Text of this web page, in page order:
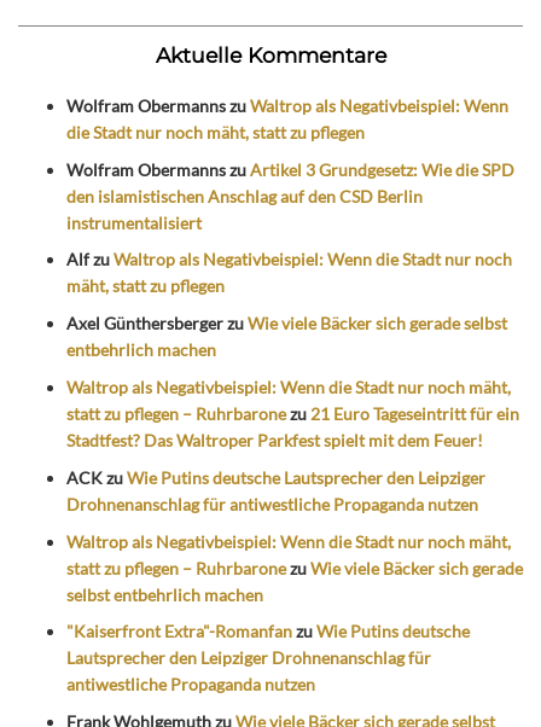
Aktuelle Kommentare
Wolfram ObermannszuWaltrop als Negativbeispiel: Wenn
die Stadt nur noch mäht, statt zu pflegen
Wolfram ObermannszuArtikel 3 Grundgesetz: Wie die SPD
den islamistischen Anschlag auf den CSD Berlin
instrumentalisiert
AlfzuWaltrop als Negativbeispiel: Wenn die Stadt nur noch
mäht, statt zu pflegen
Axel GünthersbergerzuWie viele Bäcker sich gerade selbst
entbehrlich machen
Waltrop als Negativbeispiel: Wenn die Stadt nur noch mäht,
statt zu pflegen – Ruhrbaronezu 21 Euro Tageseintritt für ein
Stadtfest? Das Waltroper Parkfest spielt mit dem Feuer!
ACKzuWie Putins deutsche Lautsprecher den Leipziger
Drohnenanschlag für antiwestliche Propaganda nutzen
Waltrop als Negativbeispiel: Wenn die Stadt nur noch mäht,
statt zu pflegen – RuhrbaronezuWie viele Bäcker sich gerade
selbst entbehrlich machen
"Kaiserfront Extra"-RomanfanzuWie Putins deutsche
Lautsprecher den Leipziger Drohnenanschlag für
antiwestliche Propaganda nutzen
Frank WohlgemuthzuWie viele Bäcker sich gerade selbst